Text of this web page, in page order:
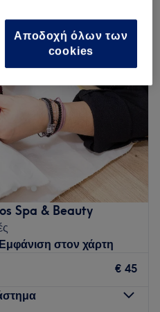
Spa & Beauty
Εμφάνιση στον χάρτη
€ 45
Αποδοχή όλων των
cookies